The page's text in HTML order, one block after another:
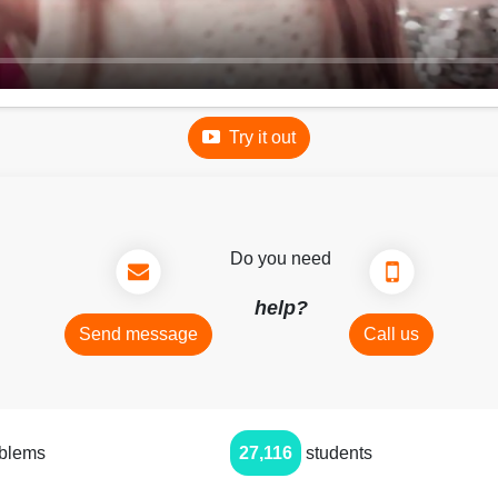
Try it out
Send message
Do you need
help?
Call us
27,116 students